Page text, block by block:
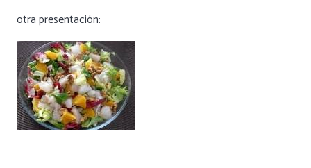
otra presentación: